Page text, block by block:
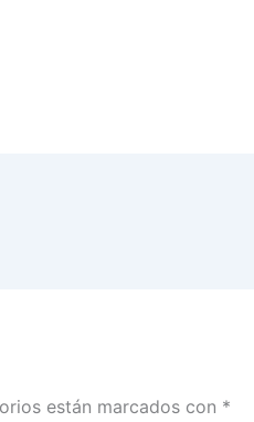
están marcados con *